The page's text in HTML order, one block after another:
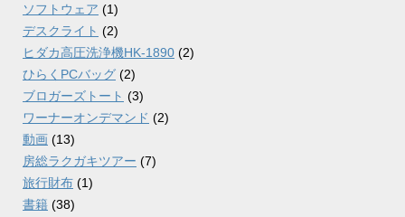
ソフトウェア (1)
デスクライト (2)
ヒダカ高圧洗浄機HK-1890 (2)
ひらくPCバッグ (2)
ブロガーズトート (3)
ワーナーオンデマンド (2)
動画 (13)
房総ラクガキツアー (7)
旅行財布 (1)
書籍 (38)